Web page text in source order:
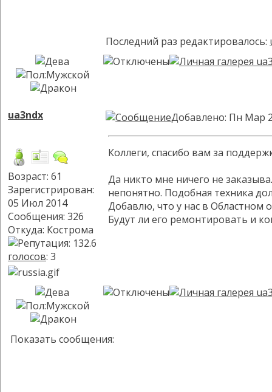
Последний раз редактировалось:
ua3ndx
Возраст: 61
Зарегистрирован:
05 Июл 2014
Сообщения: 326
Откуда: Кострома
голосов: 3
Добавлено: Пн Мар
Коллеги, спасибо вам за
Да никто мне ничего не
непонятно. Подобная техника
Добавлю, что у нас в Областном
Будут ли его ремонтировать и
Показать сообщения: